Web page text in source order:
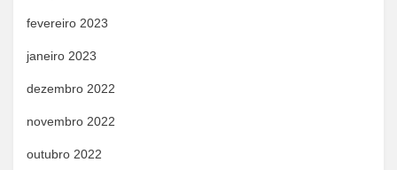
fevereiro 2023
janeiro 2023
dezembro 2022
novembro 2022
outubro 2022